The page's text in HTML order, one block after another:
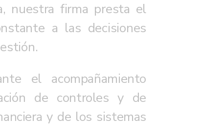
nuestra firma presta el
a las decisiones
el acompañamiento
de controles y de
y de los sistemas